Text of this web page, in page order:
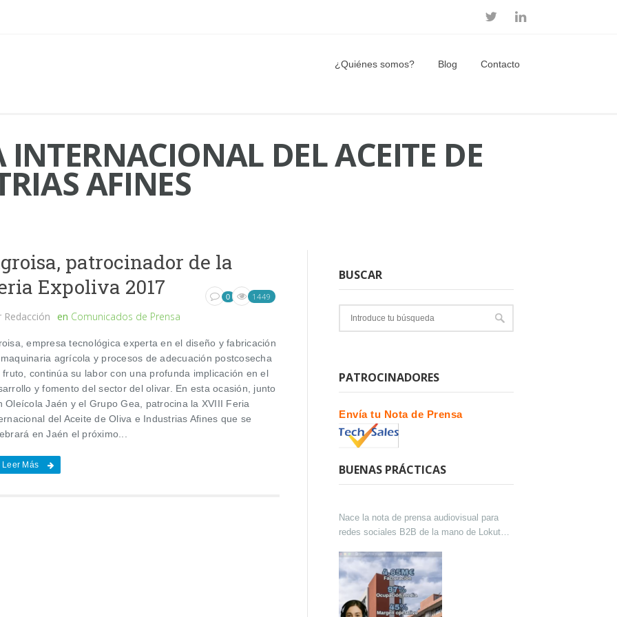
¿Quiénes somos? Blog Contacto
DEL ACEITE DE
AFINES
patrocinador de la
Expoliva 2017
Redacción en Comunicados de Prensa
0 1449
empresa tecnológica experta en el diseño y fabricación
agrícola y procesos de adecuación postcosecha
fruto, continúa su labor con una profunda implicación en el
y fomento del sector del olivar. En esta ocasión, junto
Oleícola Jaén y el Grupo Gea, patrocina la XVIII Feria
del Aceite de Oliva e Industrias Afines que se
en Jaén el próximo...
Leer Más
BUSCAR
PATROCINADORES
Envía tu Nota de Prensa
BUENAS PRÁCTICAS
Nace la nota de prensa audiovisual para
redes sociales B2B de la mano de Lokutor